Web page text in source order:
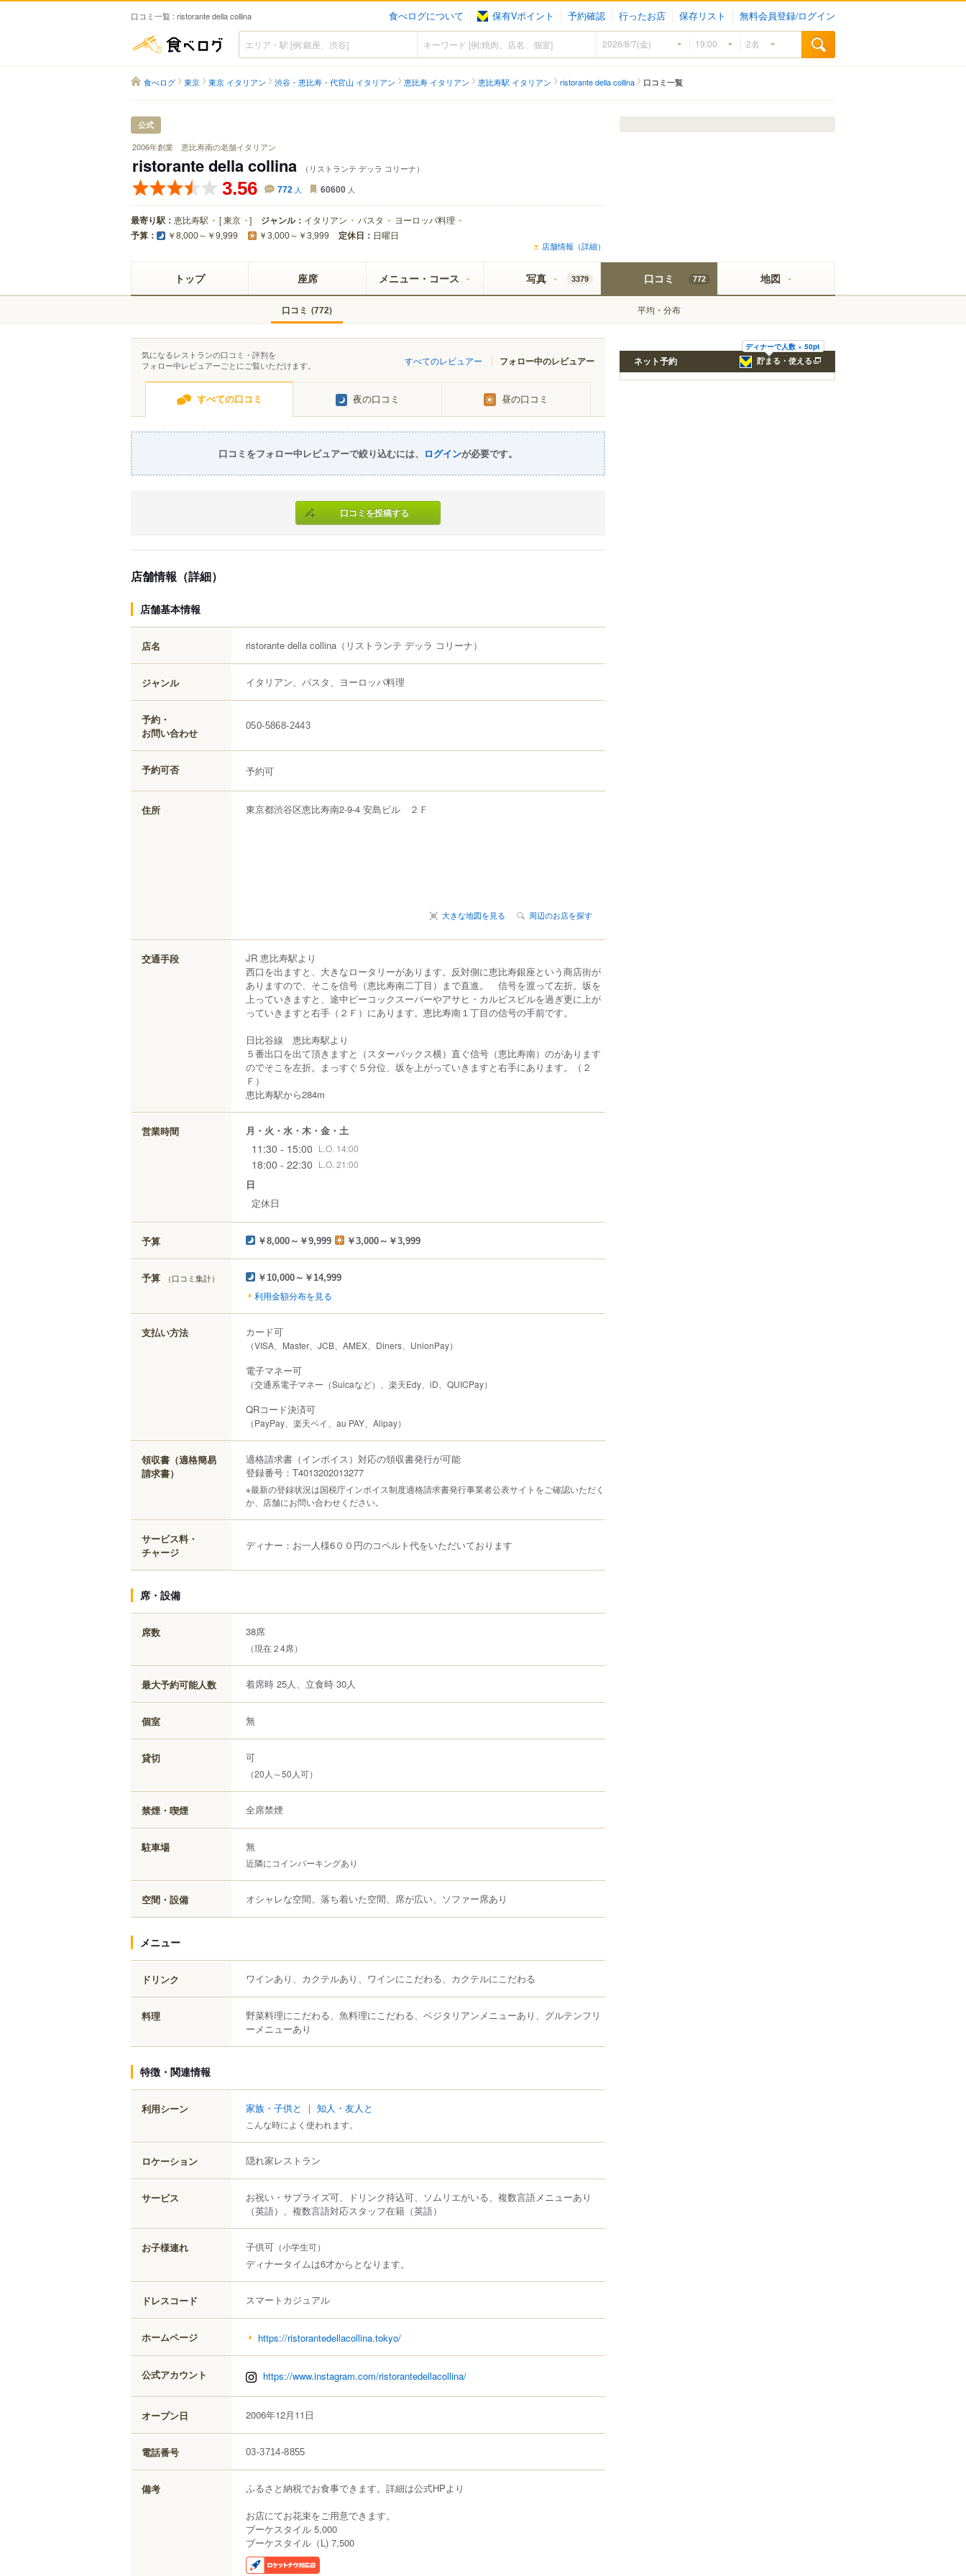
口コミ一覧 : ristorante della collina 食べログについて 保有Vポイント 予約確認 行ったお店 保存リスト 無料会員登録/ログイン
食べログ
食べログ 東京 東京 イタリアン 渋谷・恵比寿・代官山 イタリアン 恵比寿 イタリアン 恵比寿駅 イタリアン ristorante della collina 口コミ一覧
公式
2006年創業 恵比寿南の老舗イタリアン
ristorante della collina （リストランテ デッラ コリーナ）
3.56 772 人 60600 人
最寄り駅： 恵比寿駅 [東京 ] ジャンル： イタリアン パスタ ヨーロッパ料理
予算： ￥8,000～￥9,999 ￥3,000～￥3,999 定休日： 日曜日
店舗情報（詳細）
トップ 座席 メニュー・コース 写真 3379 口コミ 772
口コミ (772) 平均・分布
地図
気になるレストランの口コミ・評判を
フォロー中レビュアーごとにご覧いただけます。
すべてのレビュアー フォロー中のレビュアー
すべての口コミ 夜の口コミ 昼の口コミ
口コミをフォロー中レビュアーで絞り込むには、 ログインが必要です。
口コミを投稿する
店舗情報（詳細）
店舗基本情報
店名 ristorante della collina （リストランテ デッラ コリーナ）
ジャンル イタリアン、パスタ、ヨーロッパ料理
予約・
お問い合わせ
050-5868-2443
予約可否 予約可
住所 東京都渋谷区恵比寿南2-9-4 安島ビル ２Ｆ
大きな地図を見る 周辺のお店を探す
交通手段
JR 恵比寿駅より
西口を出ますと、大きなロータリーがあります。反対側に恵比寿銀座という商店街が
ありますので、そこを信号（恵比寿南二丁目）まで直進。 信号を渡って左折。坂を
上っていきますと、途中ピーコックスーパーやアサヒ・カルピスビルを過ぎ更に上が
っていきますと右手（２Ｆ）にあります。恵比寿南１丁目の信号の手前です。
日比谷線 恵比寿駅より
５番出口を出て頂きますと（スターバックス横）直ぐ信号（恵比寿南）のがあります
のでそこを左折。まっすぐ５分位、坂を上がっていきますと右手にあります。（２
Ｆ）
恵比寿駅から284m
営業時間 月・火・水・木・金・土
11:30 - 15:00 L.O. 14:00
18:00 - 22:30 L.O. 21:00
日
定休日
予算 ￥8,000～￥9,999 ￥3,000～￥3,999
予算 （口コミ集計） ￥10,000～￥14,999
利用金額分布を見る
支払い方法 カード可
（VISA、Master、JCB、AMEX、Diners、UnionPay）
電子マネー可
（交通系電子マネー（Suicaなど）、楽天Edy、iD、QUICPay）
QRコード決済可
（PayPay、楽天ペイ、au PAY、Alipay）
領収書（適格簡易
請求書）
適格請求書（インボイス）対応の領収書発行が可能
登録番号：T4013202013277
※最新の登録状況は国税庁インボイス制度適格請求書発行事業者公表サイトをご確認いただく
か、店舗にお問い合わせください。
サービス料・
チャージ
ディナー：お一人様6００円のコペルト代をいただいております
席・設備
席数 38席
（現在２4席）
最大予約可能人数 着席時 25人、立食時 30人
個室 無
貸切 可
（20人～50人可）
禁煙・喫煙 全席禁煙
駐車場 無
近隣にコインパーキングあり
空間・設備 オシャレな空間、落ち着いた空間、席が広い、ソファー席あり
メニュー
ドリンク ワインあり、カクテルあり、ワインにこだわる、カクテルにこだわる
料理
野菜料理にこだわる、魚料理にこだわる、ベジタリアンメニューあり、グルテンフリ
ーメニューあり
特徴・関連情報
利用シーン 家族・子供と ｜ 知人・友人と
こんな時によく使われます。
ロケーション 隠れ家レストラン
サービス
お祝い・サプライズ可、ドリンク持込可、ソムリエがいる、複数言語メニューあり
（英語）、複数言語対応スタッフ在籍（英語）
お子様連れ 子供可 （小学生可）
ディナータイムは6才からとなります。
ドレスコード スマートカジュアル
ホームページ https://ristorantedellacollina.tokyo/
公式アカウント https://www.instagram.com/ristorantedellacollina/
オープン日 2006年12月11日
電話番号 03-3714-8855
備考
ふるさと納税でお食事できます。詳細は公式HPより
お店にてお花束をご用意できます。
ブーケスタイル 5,000
ブーケスタイル（L) 7,500
ディナーで人数 × 50pt
貯まる・使える
ネット予約